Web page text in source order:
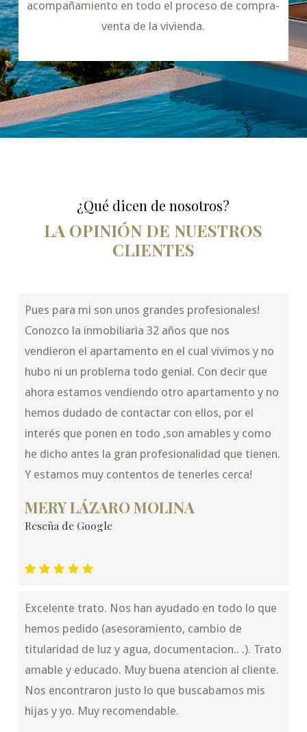
acompañamiento en todo el proceso de compra-
venta de la vivienda.
¿Qué dicen de nosotros?
LA OPINIÓN DE NUESTROS
CLIENTES
Pues para mi son unos grandes profesionales!
Conozco la inmobiliaria 32 años que nos
vendieron el apartamento en el cual vivimos y no
hubo ni un problema todo genial. Con decir que
ahora estamos vendiendo otro apartamento y no
hemos dudado de contactar con ellos, por el
interés que ponen en todo ,son amables y como
he dicho antes la gran profesionalidad que tienen.
Y estamos muy contentos de tenerles cerca!
MERY LÁZARO MOLINA
Reseña de Google
Excelente trato. Nos han ayudado en todo lo que
hemos pedido (asesoramiento, cambio de
titularidad de luz y agua, documentacion.. .). Trato
amable y educado. Muy buena atencion al cliente.
Nos encontraron justo lo que buscabamos mis
hijas y yo. Muy recomendable.